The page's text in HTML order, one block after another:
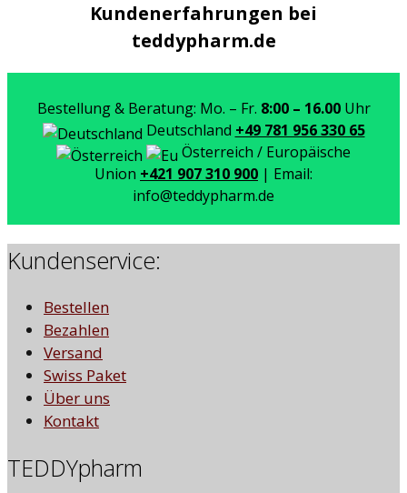
Kundenerfahrungen bei
teddypharm.de
Bestellung & Beratung: Mo. – Fr. 8:00 – 16.00Uhr
Deutschland +49 781 956 330 65
Österreich / Europäische
Union +421 907 310 900 | Email:
info@teddypharm.de
Kundenservice:
Bestellen
Bezahlen
Versand
Swiss Paket
Über uns
Kontakt
TEDDYpharm